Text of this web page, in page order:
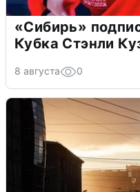
«Сибирь»
Кубка Стэнли
8 августа 0